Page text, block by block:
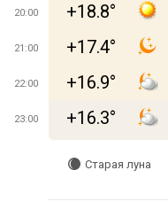
20:00 +18.8°
21:00 +17.4°
22:00 +16.9°
23:00 +16.3°
Старая луна